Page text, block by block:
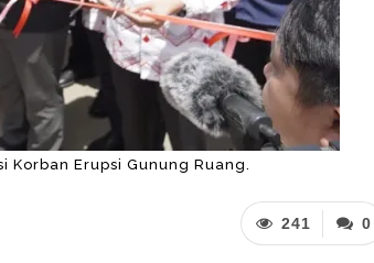
Korban Erupsi Gunung Ruang.
0
241